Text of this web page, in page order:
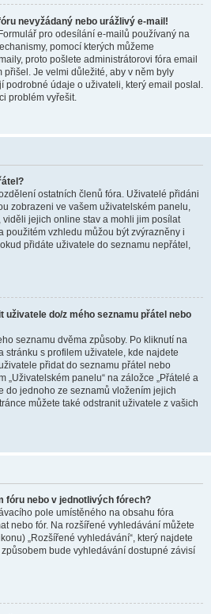
nevyžádaný nebo urážlivý e-mail!
pro odesílání e-mailů používaný na
pomocí kterých můžeme
proto pošlete administrátorovi fóra email
Je velmi důležité, aby v něm byly
podrobné údaje o uživateli, který email poslal.
problém vyřešit.
ostatních členů fóra. Uživatelé přidáni
zobrazeni ve vašem uživatelském panelu,
jejich online stav a mohli jim posílat
použitém vzhledu můžou být zvýrazněny i
přidáte uživatele do seznamu nepřátel,
uživatele do/z mého seznamu přátel nebo
seznamu dvěma způsoby. Po kliknutí na
stránku s profilem uživatele, kde najdete
přidat do seznamu přátel nebo
„Uživatelském panelu“ na záložce „Přátelé a
do jednoho ze seznamů vložením jejich
můžete také odstranit uživatele z vašich
fóru nebo v jednotlivých fórech?
pole umístěného na obsahu fóra
nebo fór. Na rozšířené vyhledávání můžete
„Rozšířené vyhledávání“, který najdete
bude vyhledávání dostupné závisí